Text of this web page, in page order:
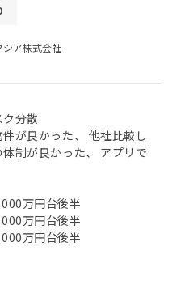
シア株式会社
分散
が良かった、 他社比較し
制が良かった、 アプリで
万円台後半
万円台後半
万円台後半